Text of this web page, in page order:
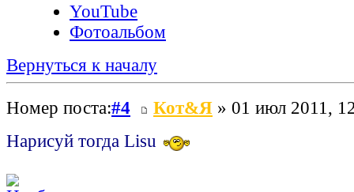
YouTube
Фотоальбом
Вернуться к началу
Номер поста:#4 Кот&Я » 01 июл 2011,
Нарисуй тогда Lisu